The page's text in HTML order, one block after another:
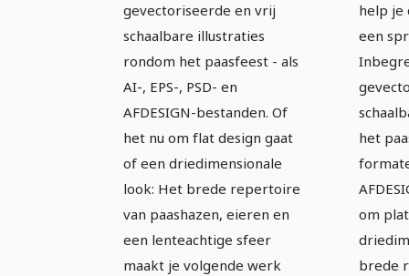
1
gevectoriseerde en vrij
schaalbare illustraties
rondom het paasfeest - als
AI-, EPS-, PSD- en
AFDESIGN-bestanden. Of
het nu om flat design gaat
of een driedimensionale
look: Het brede repertoire
van paashazen, eieren en
een lenteachtige sfeer
maakt je volgende werk
2
help je
een
het
om
brede